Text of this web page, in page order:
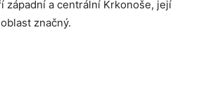
západní a centrální Krkonoše, její
značný.